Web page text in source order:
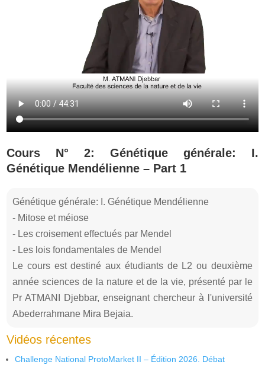
Cours N° 2: Génétique générale: I.
Génétique Mendélienne – Part 1
Génétique générale: I. Génétique Mendélienne
- Mitose et méiose
- Les croisement effectués par Mendel
- Les lois fondamentales de Mendel
Le cours est destiné aux étudiants de L2 ou deuxième
année sciences de la nature et de la vie, présenté par le
Pr ATMANI Djebbar, enseignant chercheur à l'université
Abederrahmane Mira Bejaia.
Vidéos récentes
Challenge National ProtoMarket II – Édition 2026. Débat